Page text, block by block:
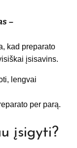
–
kad preparato
įsisavins.
lengvai
per parą.
įsigyti?